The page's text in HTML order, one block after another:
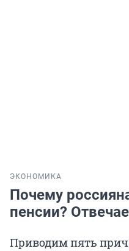
ЭКОНОМИКА
Почему
пенсии?
Приводим пять